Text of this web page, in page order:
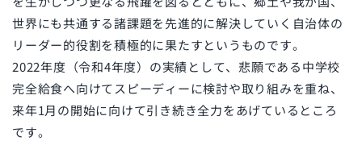
世界にも共通する諸課題を先進的に解決していく自治体の
リーダー的役割を積極的に果たすというものです。
2022年度（令和4年度）の実績として、悲願である中学校
完全給食へ向けてスピーディーに検討や取り組みを重ね、
来年1月の開始に向けて引き続き全力をあげているところ
です。